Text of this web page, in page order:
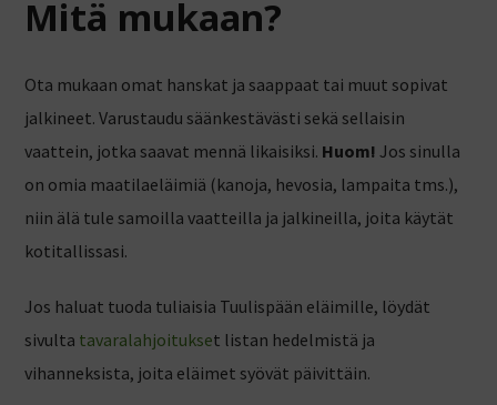
Mitä mukaan?
Ota mukaan omat hanskat ja saappaat tai muut sopivat
jalkineet. Varustaudu säänkestävästi sekä sellaisin
vaattein, jotka saavat mennä likaisiksi. Huom! Jos sinulla
on omia maatilaeläimiä (kanoja, hevosia, lampaita tms.),
niin älä tule samoilla vaatteilla ja jalkineilla, joita käytät
kotitallissasi.
Jos haluat tuoda tuliaisia Tuulispään eläimille, löydät
sivulta tavaralahjoitukset listan hedelmistä ja
vihanneksista, joita eläimet syövät päivittäin.